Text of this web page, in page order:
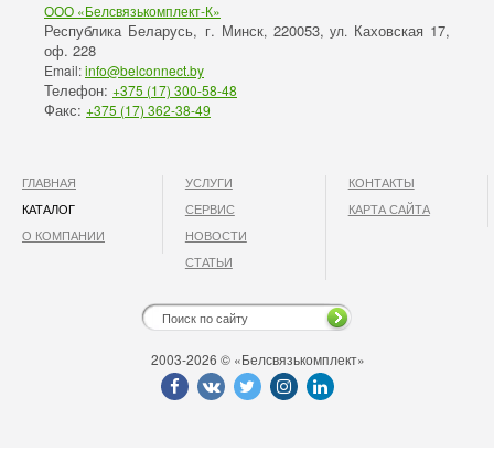
ООО «Белсвязькомплект-К»
Республика Беларусь, г. Минск, 220053, ул. Каховская 17,
оф. 228
Email:info@belconnect.by
Телефон: +375 (17) 300-58-48
Факс: +375 (17) 362-38-49
ГЛАВНАЯ
КАТАЛОГ
О КОМПАНИИ
УСЛУГИ
СЕРВИС
НОВОСТИ
СТАТЬИ
КОНТАКТЫ
КАРТА САЙТА
2003-2026 © «Белсвязькомплект»